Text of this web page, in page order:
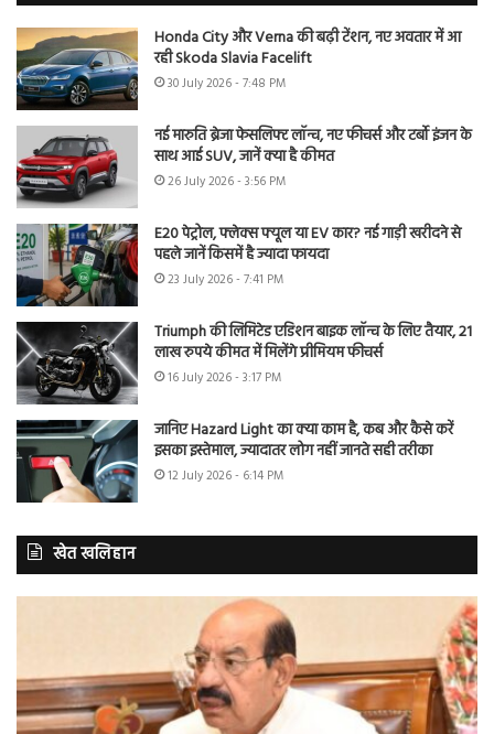
Honda City और Verna की बढ़ी टेंशन, नए अवतार में आ
रही Skoda Slavia Facelift
30 July 2026 - 7:48 PM
नई मारुति ब्रेजा फेसलिफ्ट लॉन्च, नए फीचर्स और टर्बो इंजन के
साथ आई SUV, जानें क्या है कीमत
26 July 2026 - 3:56 PM
E20 पेट्रोल, फ्लेक्स फ्यूल या EV कार? नई गाड़ी खरीदने से
पहले जानें किसमें है ज्यादा फायदा
23 July 2026 - 7:41 PM
Triumph की लिमिटेड एडिशन बाइक लॉन्च के लिए तैयार, 21
लाख रुपये कीमत में मिलेंगे प्रीमियम फीचर्स
16 July 2026 - 3:17 PM
जानिए Hazard Light का क्या काम है, कब और कैसे करें
इसका इस्तेमाल, ज्यादातर लोग नहीं जानते सही तरीका
12 July 2026 - 6:14 PM
खेत खलिहान